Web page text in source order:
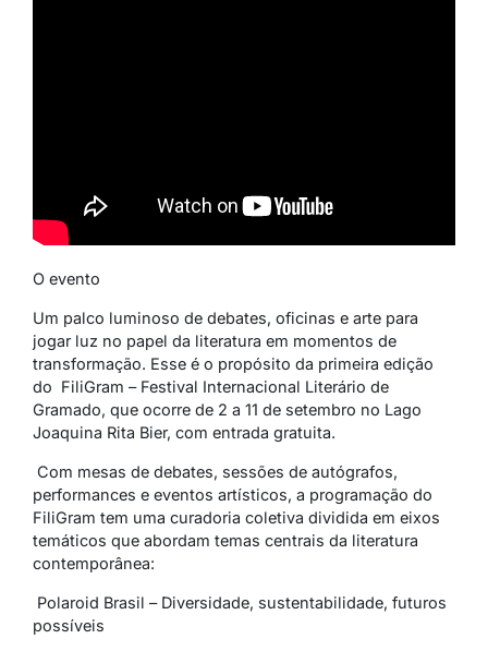
O evento
Um palco luminoso de debates, oficinas e arte para
jogar luz no papel da literatura em momentos de
transformação. Esse é o propósito da primeira edição
do FiliGram – Festival Internacional Literário de
Gramado, que ocorre de 2 a 11 de setembro no Lago
Joaquina Rita Bier, com entrada gratuita.
Com mesas de debates, sessões de autógrafos,
performances e eventos artísticos, a programação do
FiliGram tem uma curadoria coletiva dividida em eixos
temáticos que abordam temas centrais da literatura
contemporânea:
Polaroid Brasil – Diversidade, sustentabilidade, futuros
possíveis